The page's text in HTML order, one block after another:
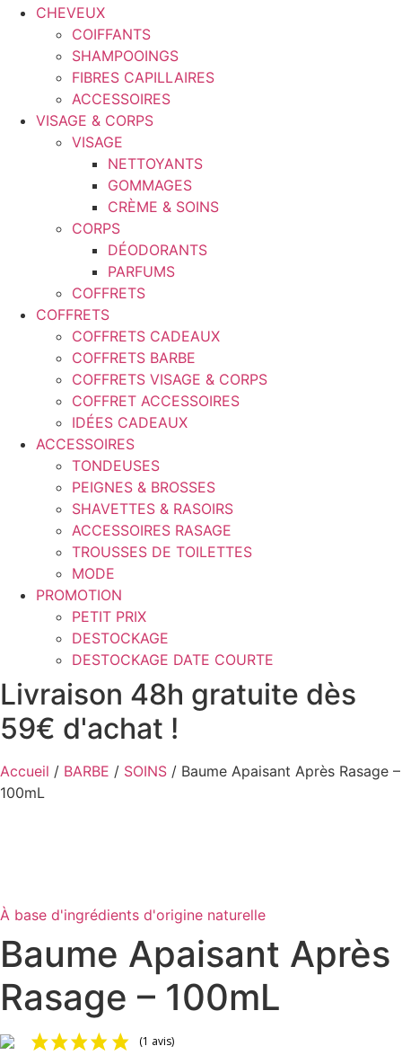
CHEVEUX
COIFFANTS
SHAMPOOINGS
FIBRES CAPILLAIRES
ACCESSOIRES
VISAGE & CORPS
VISAGE
NETTOYANTS
GOMMAGES
CRÈME & SOINS
CORPS
DÉODORANTS
PARFUMS
COFFRETS
COFFRETS
COFFRETS CADEAUX
COFFRETS BARBE
COFFRETS VISAGE & CORPS
COFFRET ACCESSOIRES
IDÉES CADEAUX
ACCESSOIRES
TONDEUSES
PEIGNES & BROSSES
SHAVETTES & RASOIRS
ACCESSOIRES RASAGE
TROUSSES DE TOILETTES
MODE
PROMOTION
PETIT PRIX
DESTOCKAGE
DESTOCKAGE DATE COURTE
Livraison 48h gratuite dès
59€ d'achat !
Accueil / BARBE / SOINS / Baume Apaisant Après Rasage –
100mL
À base d'ingrédients d'origine naturelle
Baume Apaisant Après
Rasage – 100mL
(1 avis)